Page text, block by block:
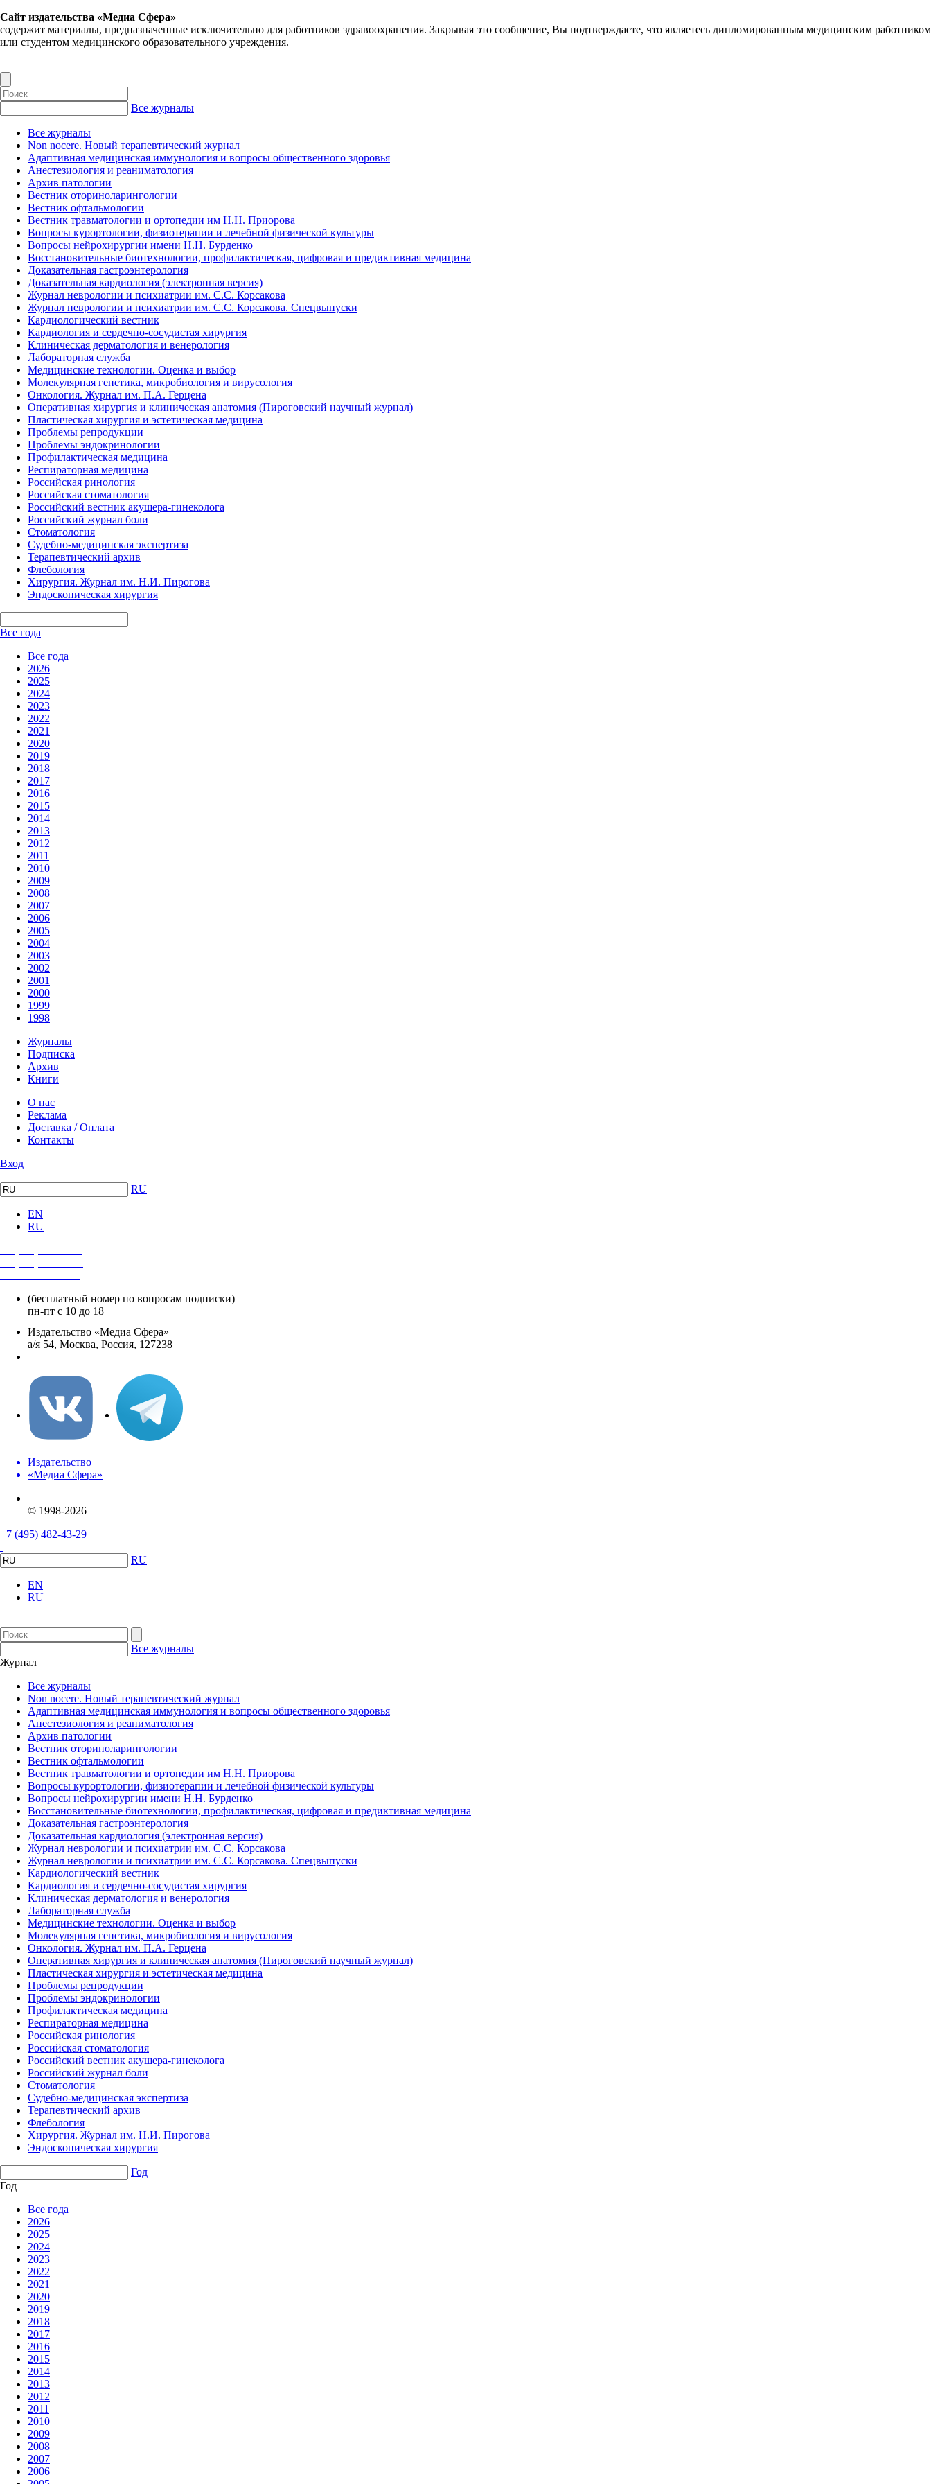
Сайт издательства «Медиа Сфера»
содержит материалы, предназначенные исключительно для работников здравоохранения. Закрывая это сообщение, Вы подтверждаете, что являетесь дипломированным медицинским работником
или студентом медицинского образовательного учреждения.
Все журналы
Все журналы
Non nocere. Новый терапевтический журнал
Адаптивная медицинская иммунология и вопросы общественного здоровья
Анестезиология и реаниматология
Архив патологии
Вестник оториноларингологии
Вестник офтальмологии
Вестник травматологии и ортопедии им Н.Н. Приорова
Вопросы курортологии, физиотерапии и лечебной физической культуры
Вопросы нейрохирургии имени Н.Н. Бурденко
Восстановительные биотехнологии, профилактическая, цифровая и предиктивная медицина
Доказательная гастроэнтерология
Доказательная кардиология (электронная версия)
Журнал неврологии и психиатрии им. С.С. Корсакова
Журнал неврологии и психиатрии им. С.С. Корсакова. Спецвыпуски
Кардиологический вестник
Кардиология и сердечно-сосудистая хирургия
Клиническая дерматология и венерология
Лабораторная служба
Медицинские технологии. Оценка и выбор
Молекулярная генетика, микробиология и вирусология
Онкология. Журнал им. П.А. Герцена
Оперативная хирургия и клиническая анатомия (Пироговский научный журнал)
Пластическая хирургия и эстетическая медицина
Проблемы репродукции
Проблемы эндокринологии
Профилактическая медицина
Респираторная медицина
Российская ринология
Российская стоматология
Российский вестник акушера-гинеколога
Российский журнал боли
Стоматология
Судебно-медицинская экспертиза
Терапевтический архив
Флебология
Хирургия. Журнал им. Н.И. Пирогова
Эндоскопическая хирургия
Все года
Все года
2026
2025
2024
2023
2022
2021
2020
2019
2018
2017
2016
2015
2014
2013
2012
2011
2010
2009
2008
2007
2006
2005
2004
2003
2002
2001
2000
1999
1998
Журналы
Подписка
Архив
Книги
О нас
Реклама
Доставка / Оплата
Контакты
Вход
RU
EN
RU
(бесплатный номер по вопросам подписки)
пн-пт с 10 до 18
Издательство «Медиа Сфера»
а/я 54, Москва, Россия, 127238
Издательство
«Медиа Сфера»
© 1998-2026
+7 (495) 482-43-29
RU
EN
RU
Все журналы
Журнал
Все журналы
Non nocere. Новый терапевтический журнал
Адаптивная медицинская иммунология и вопросы общественного здоровья
Анестезиология и реаниматология
Архив патологии
Вестник оториноларингологии
Вестник офтальмологии
Вестник травматологии и ортопедии им Н.Н. Приорова
Вопросы курортологии, физиотерапии и лечебной физической культуры
Вопросы нейрохирургии имени Н.Н. Бурденко
Восстановительные биотехнологии, профилактическая, цифровая и предиктивная медицина
Доказательная гастроэнтерология
Доказательная кардиология (электронная версия)
Журнал неврологии и психиатрии им. С.С. Корсакова
Журнал неврологии и психиатрии им. С.С. Корсакова. Спецвыпуски
Кардиологический вестник
Кардиология и сердечно-сосудистая хирургия
Клиническая дерматология и венерология
Лабораторная служба
Медицинские технологии. Оценка и выбор
Молекулярная генетика, микробиология и вирусология
Онкология. Журнал им. П.А. Герцена
Оперативная хирургия и клиническая анатомия (Пироговский научный журнал)
Пластическая хирургия и эстетическая медицина
Проблемы репродукции
Проблемы эндокринологии
Профилактическая медицина
Респираторная медицина
Российская ринология
Российская стоматология
Российский вестник акушера-гинеколога
Российский журнал боли
Стоматология
Судебно-медицинская экспертиза
Терапевтический архив
Флебология
Хирургия. Журнал им. Н.И. Пирогова
Эндоскопическая хирургия
Год
Год
Все года
2026
2025
2024
2023
2022
2021
2020
2019
2018
2017
2016
2015
2014
2013
2012
2011
2010
2009
2008
2007
2006